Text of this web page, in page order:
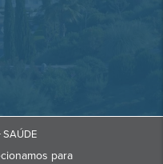
SAÚDE
para